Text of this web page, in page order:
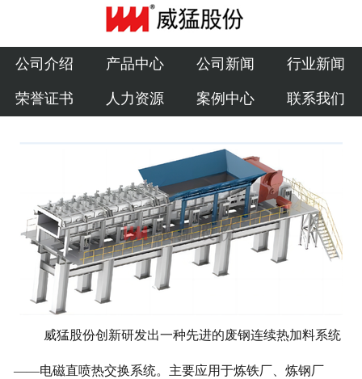
公司介绍
产品中心
公司新闻
荣誉证书
人力资源
案例中心
公司介绍 产品中心 公司新闻 行业新闻
荣誉证书 人力资源 案例中心 联系我们
威猛股份创新研发出一种先进的废钢连续热加料系统
——电磁直喷热交换系统。主要应用于炼铁厂、炼钢厂